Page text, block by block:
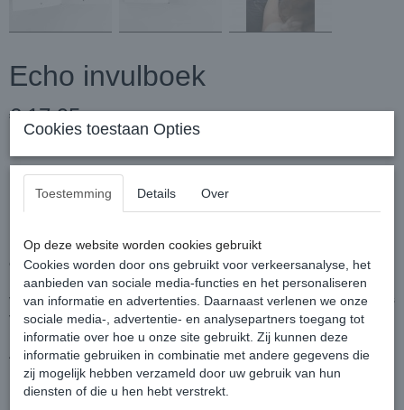
Echo invulboek
€ 17,95
Echo boekje
In dit echoboekje plak je de foto’s die je gekregen hebt van de
echo’s tijdens de zwangerschap.
In het begin van het boekje worden 3 vragen gesteld over de dag
van de zwangerschapstest. Er is in totaal ruimte voor 36 echo foto’s
verdeeld over 12 echo momenten.
Afmetingen
15X 15X 1.5
Cookies toestaan Opties
Toestemming Details Over
Op deze website worden cookies gebruikt
Cookies worden door ons gebruikt voor verkeersanalyse, het
aanbieden van sociale media-functies en het personaliseren
van informatie en advertenties. Daarnaast verlenen we onze
sociale media-, advertentie- en analysepartners toegang tot
informatie over hoe u onze site gebruikt. Zij kunnen deze
informatie gebruiken in combinatie met andere gegevens die
zij mogelijk hebben verzameld door uw gebruik van hun
diensten of die u hen hebt verstrekt.